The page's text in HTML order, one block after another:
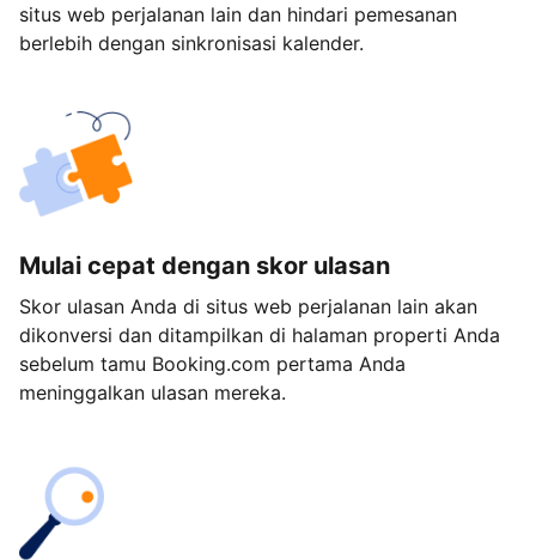
situs web perjalanan lain dan hindari pemesanan
berlebih dengan sinkronisasi kalender.
Mulai cepat dengan skor ulasan
Skor ulasan Anda di situs web perjalanan lain akan
dikonversi dan ditampilkan di halaman properti Anda
sebelum tamu Booking.com pertama Anda
meninggalkan ulasan mereka.